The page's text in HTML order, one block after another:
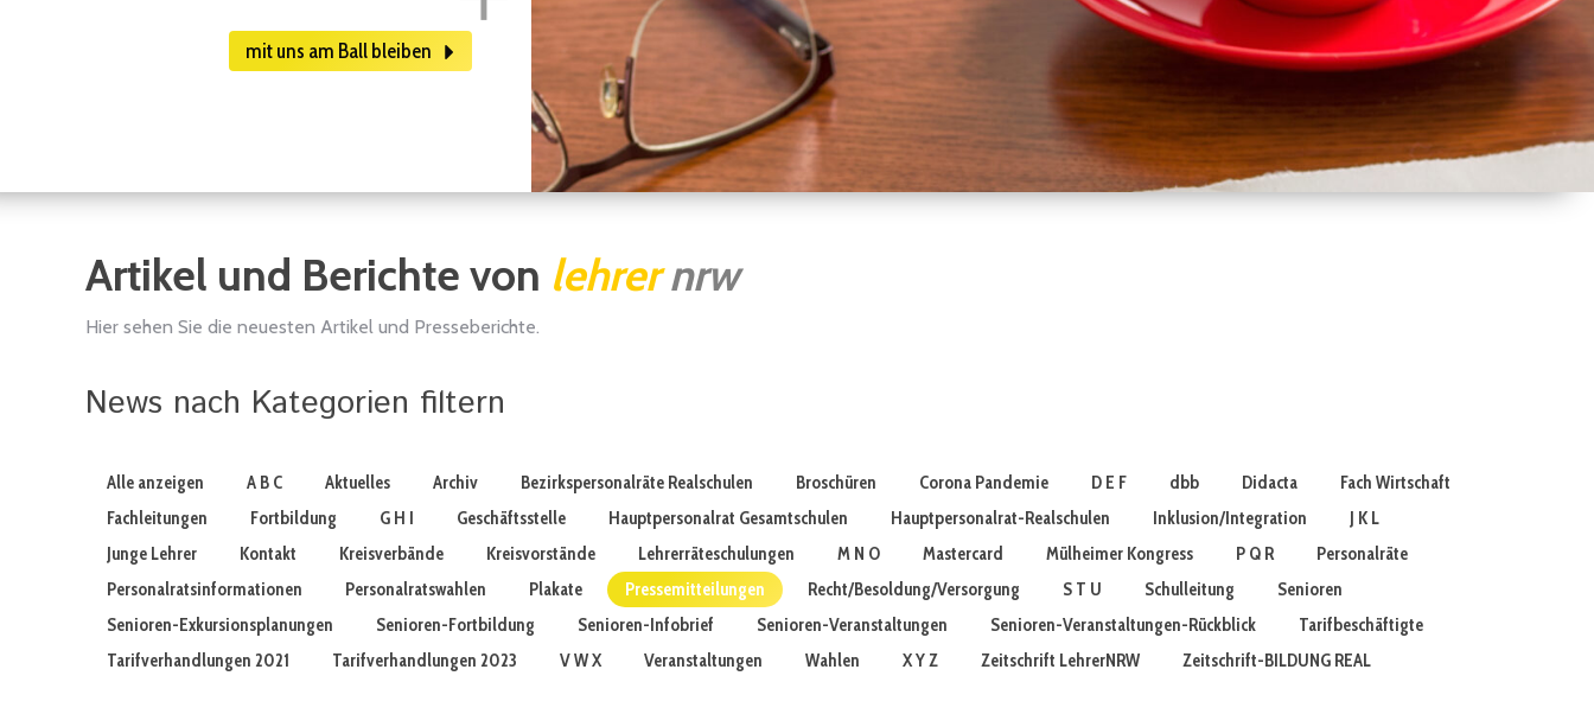
mit uns am Ball bleiben
Artikel und Berichte von lehrernrw
Hier sehen Sie die neuesten Artikel und Presseberichte.
News nach Kategorien filtern
Alle anzeigen A B C Aktuelles Archiv Bezirkspersonalräte Realschulen Broschüren Corona Pandemie D E F dbb Didacta
Fach Wirtschaft
Fachleitungen
Fortbildung G H I Geschäftsstelle Hauptpersonalrat Gesamtschulen Hauptpersonalrat-Realschulen Inklusion/Integration
J K L
Junge Lehrer
Kontakt Kreisverbände Kreisvorstände Lehrerräteschulungen M N O Mastercard Mülheimer Kongress P Q R
Personalräte
Personalratsinformationen
Personalratswahlen Plakate Pressemitteilungen Recht/Besoldung/Versorgung S T U Schulleitung
Senioren
Senioren-Exkursionsplanungen
Senioren-Fortbildung Senioren-Infobrief Senioren-Veranstaltungen Senioren-Veranstaltungen-Rückblick
Tarifbeschäftigte
Tarifverhandlungen 2021
Tarifverhandlungen 2023 V W X Veranstaltungen Wahlen X Y Z Zeitschrift LehrerNRW Zeitschrift-BILDUNG REAL